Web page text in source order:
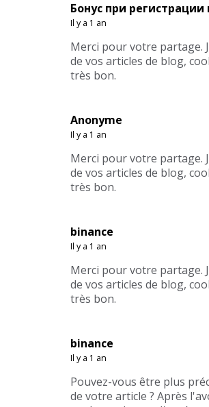
Бонус при регистрации
Il y a 1 an
Merci pour votre partage.
de vos articles de blog,
très bon.
Anonyme
Il y a 1 an
Merci pour votre partage.
de vos articles de blog,
très bon.
binance
Il y a 1 an
Merci pour votre partage.
de vos articles de blog,
très bon.
binance
Il y a 1 an
Pouvez-vous être plus
de votre article ? Après